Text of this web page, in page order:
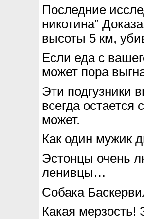
Последние
никотина”
высоты 5 км,
Если еда с
может пора
Эти подгузники
всегда остается
может.
Как один мужик
Эстонцы очень
ленивцы…
Собака
Какая мерзость!